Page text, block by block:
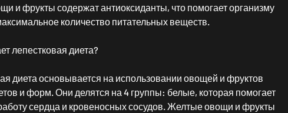
и фрукты содержат антиоксиданты, что помогает организму
количество питательных веществ.
лепестковая диета?
диета основывается на использовании овощей и фруктов
и форм. Они делятся на 4 группы: белые, которая помогает
сердца и кровеносных сосудов. Желтые овощи и фрукты